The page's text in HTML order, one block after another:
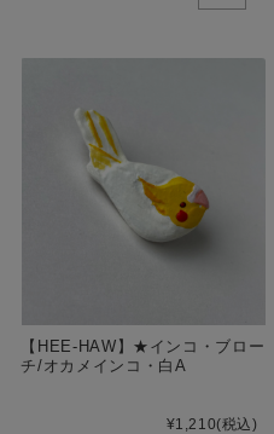
【HEE-HAW】★インコ・ブロー
チ/オカメインコ・白A
¥1,210(税込)